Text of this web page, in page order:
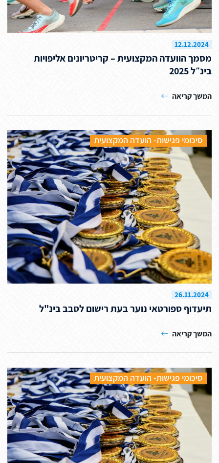
מסמך הוועדה המקצועית – קריטריונים אליפויות
בינ״ל 2025
12.12.2024
המשך קריאה
תיעדוף ספורטאי נוער בעת רישום לסבב בינ"ל
26.11.2024
המשך קריאה
סיכומי פגישות- הועדה המקצועית
סיכומי פגישות- הועדה המקצועית